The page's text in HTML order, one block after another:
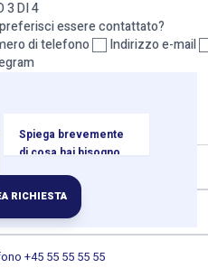
3 DI 4
essere contattato?
di telefono
Indirizzo e-mail
di contatto
RICHIESTA